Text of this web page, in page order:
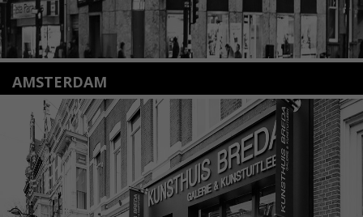
AMSTERDAM
Amstelveenseweg 135
1075 VX Amsterdam
+31 (0)20 2332546
info@kunsthuisamsterdam.nl
Lees meer